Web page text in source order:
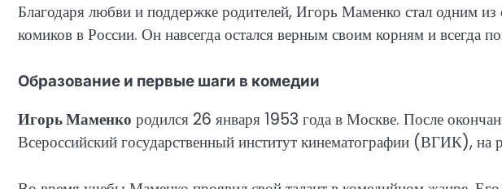
Благодаря любви и поддержке родителей, Игорь Маменко стал одним
комиков в России. Он навсегда остался верным своим корням и всегда
Образование и первые шаги в комедии
Игорь Маменко родился 26 января 1953 года в Москве. После
Всероссийский государственный институт кинематографии (ВГИК), на